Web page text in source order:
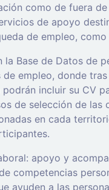
como de fuera de
de apoyo
de empleo, como
la Base de Datos de
de empleo, donde
incluir su CV
de selección de las
en cada
apoyo y
competencias
ayuden a las